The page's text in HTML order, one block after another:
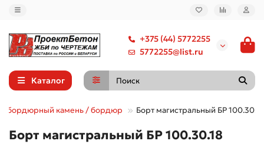
+375 (44) 5772255
5772255@list.ru
Каталог
/ бордюрный камень / бордюр Борт магистральный БР 100.30.18
Борт магистральный БР 100.30.18